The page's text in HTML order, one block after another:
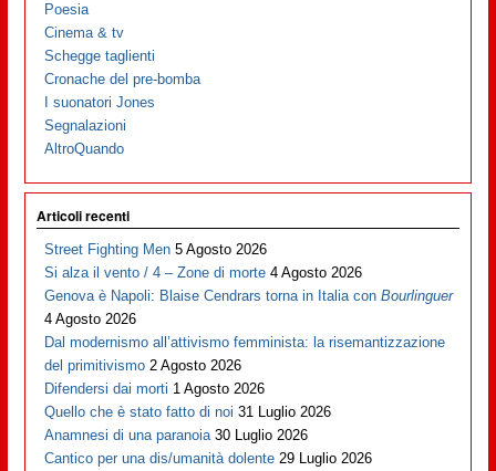
Poesia
Cinema & tv
Schegge taglienti
Cronache del pre-bomba
I suonatori Jones
Segnalazioni
AltroQuando
Articoli recenti
Street Fighting Men 5 Agosto 2026
Si alza il vento / 4 – Zone di morte 4 Agosto 2026
Genova è Napoli: Blaise Cendrars torna in Italia conBourlinguer
4 Agosto 2026
Dal modernismo all’attivismo femminista: la risemantizzazione
del primitivismo 2 Agosto 2026
Difendersi dai morti 1 Agosto 2026
Quello che è stato fatto di noi 31 Luglio 2026
Anamnesi di una paranoia 30 Luglio 2026
Cantico per una dis/umanità dolente 29 Luglio 2026